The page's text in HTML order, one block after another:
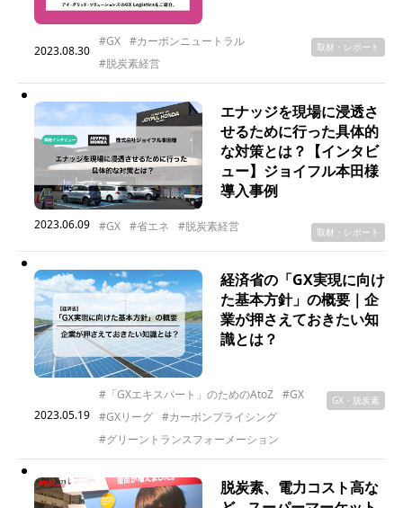
2023.08.30
#GX
#カーボンニュートラル
#脱炭素経営
取材・レポート
エナッジを現場に浸透さ
せるために行った具体的
な対策とは？【インタビ
ュー】ジョイフル本田様
導入事例
2023.06.09 #GX #省エネ #脱炭素経営 取材・レポート
経済省の「GX実現に向け
た基本方針」の概要｜企
業が押さえておきたい知
識とは？
2023.05.19
#「GXエキスパート」のためのAtoZ
#GX
#GXリーグ
#カーボンプライシング
#グリーントランスフォーメーション
GX・脱炭素
脱炭素、電力コスト高な